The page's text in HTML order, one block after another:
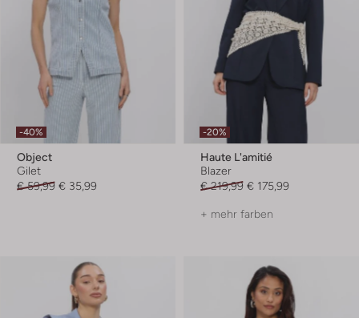
-40%
Object
Gilet
€ 59,99 € 35,99
-20%
Haute L'amitié
Blazer
€ 219,99 € 175,99
+ mehr farben